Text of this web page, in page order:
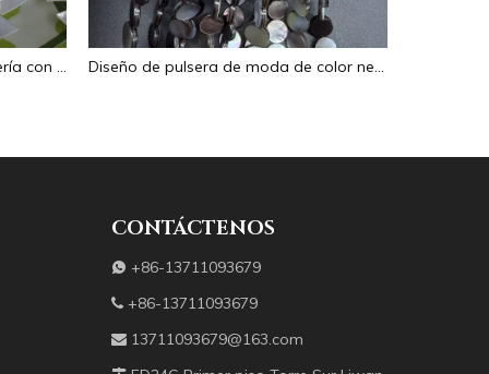
Diseño de incrustaciones de joyería con forma de triángulo de frijoles pequeños de nácar Natural, diseño de anillos de cara lisa para pulsera de joyería de mujer Diseño de pulsera de moda de color negro de frijoles pequeños de nácar Natural para mujer, fabricación de joyas, bonito collar, diseño de cara plana
CONTÁCTENOS
 +86-13711093679
 +86-13711093679
 13711093679@163.com